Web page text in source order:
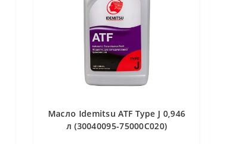
Масло Idemitsu ATF Type J 0,946
л (30040095-75000C020)